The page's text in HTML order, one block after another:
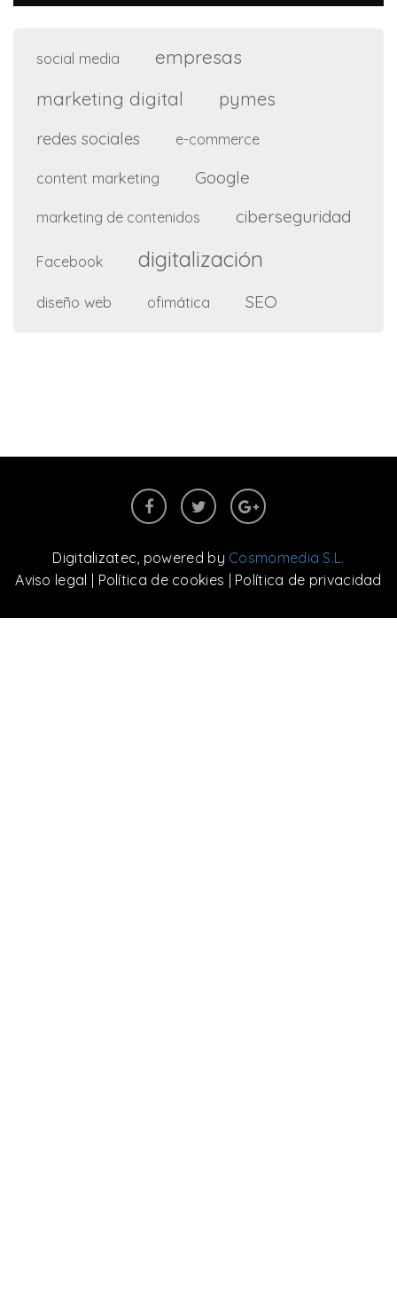
social media
empresas
marketing digital
pymes
redes sociales e-commerce
content marketing Google
marketing de contenidos ciberseguridad
Facebook digitalización
diseño web ofimática SEO
Digitalizatec, powered by Cosmomedia S.L.
Aviso legal
Política de cookies Política de privacidad